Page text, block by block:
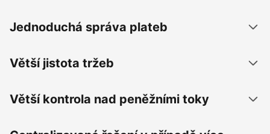
Jednoduchá správa plateb
Větší jistota tržeb
Větší kontrola nad peněžními toky